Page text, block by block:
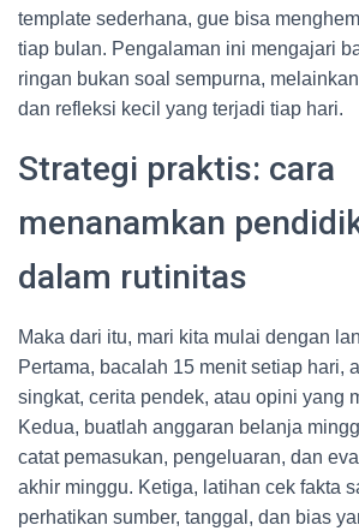
template sederhana, gue bisa
tiap bulan. Pengalaman ini mengajari
ringan bukan soal sempurna,
dan refleksi kecil yang terjadi tiap hari.
Strategi praktis: cara
menanamkan
dalam rutinitas
Maka dari itu, mari kita mulai dengan
Pertama, bacalah 15 menit setiap hari,
singkat, cerita pendek, atau opini yang
Kedua, buatlah anggaran belanja
catat pemasukan, pengeluaran, dan
akhir minggu. Ketiga, latihan cek fakta
perhatikan sumber, tanggal, dan bias